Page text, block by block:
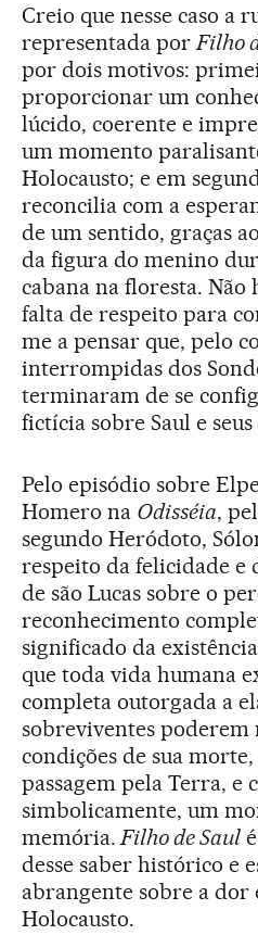
Creio que nesse caso a
representada porFilho
por dois motivos:
proporcionar um
lúcido, coerente e
um momento
Holocausto; e em
reconcilia com a
de um sentido, graças
da figura do menino
cabana na floresta. Não
falta de respeito para
me a pensar que, pelo
interrompidas dos
terminaram de se
fictícia sobre Saul e
Pelo episódio sobre
Homero na Odisséia,
segundo Heródoto,
respeito da felicidade e
de são Lucas sobre o
reconhecimento
significado da existência
que toda vida humana
completa outorgada a
sobreviventes poderem
condições de sua
passagem pela Terra, e
simbolicamente, um
memória.Filho de Saulé
desse saber histórico e
abrangente sobre a dor
Holocausto.